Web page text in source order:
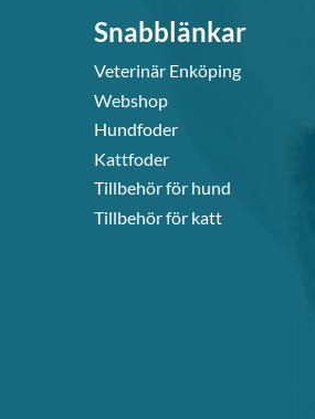
Snabblänkar
Veterinär Enköping
Webshop
Hundfoder
Kattfoder
Tillbehör för hund
Tillbehör för katt